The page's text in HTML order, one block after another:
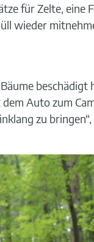
für Zelte, eine
wieder
beschädigt
Auto zum
zu